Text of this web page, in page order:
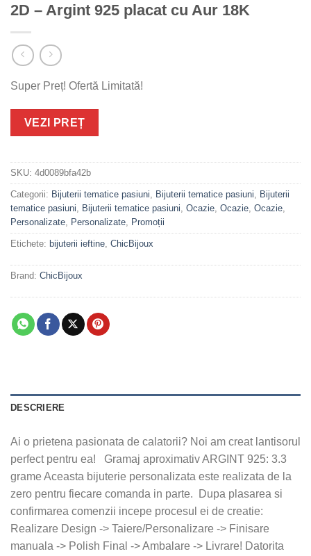
2D – Argint 925 placat cu Aur 18K
Super Preț! Ofertă Limitată!
VEZI PREȚ
SKU: 4d0089bfa42b
Categorii: Bijuterii tematice pasiuni Bijuterii tematice pasiuni
Bijuterii
tematice pasiuni
Bijuterii tematice pasiuni Ocazie Ocazie Ocazie
Personalizate Personalizate Promoții
Etichete: bijuterii ieftine ChicBijoux
Brand: ChicBijoux
DESCRIERE
Ai o prietena pasionata de calatorii? Noi am creat lantisorul
perfect pentru ea! Gramaj aproximativ ARGINT 925: 3.3
grame Aceasta bijuterie personalizata este realizata de la
zero pentru fiecare comanda in parte. Dupa plasarea si
confirmarea comenzii incepe procesul ei de creatie:
Realizare Design -> Taiere/Personalizare -> Finisare
manuala -> Polish Final -> Ambalare -> Livrare! Datorita